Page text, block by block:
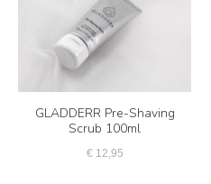
GLADDERR Pre-Shaving
Scrub 100ml
€ 12,95